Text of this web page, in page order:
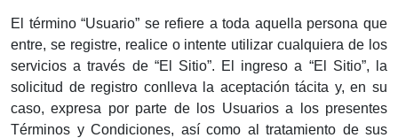
El término “Usuario” se refiere a toda aquella persona que
entre, se registre, realice o intente utilizar cualquiera de los
servicios a través de “El Sitio”. El ingreso a “El Sitio”, la
solicitud de registro conlleva la aceptación tácita y, en su
caso, expresa por parte de los Usuarios a los presentes
Términos y Condiciones, así como al tratamiento de sus